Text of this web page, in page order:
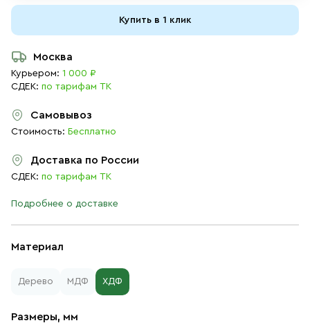
Материал
Дерево МДФ ХДФ
Размеры, мм
Купить в 1 клик
Москва
Курьером: 1 000 ₽
СДЕК: по тарифам ТК
Самовывоз
Стоимость: Бесплатно
Доставка по России
СДЕК: по тарифам ТК
Подробнее о доставке